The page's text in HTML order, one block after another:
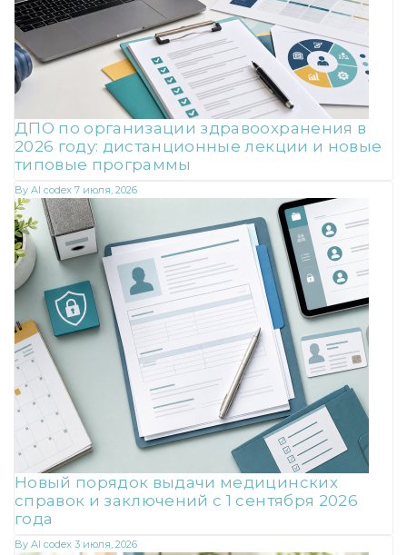
ДПО по организации здравоохранения в
2026 году: дистанционные лекции и новые
типовые программы
By AI codex 7 июля, 2026
Новый порядок выдачи медицинских
справок и заключений с 1 сентября 2026
года
By AI codex 3 июля, 2026